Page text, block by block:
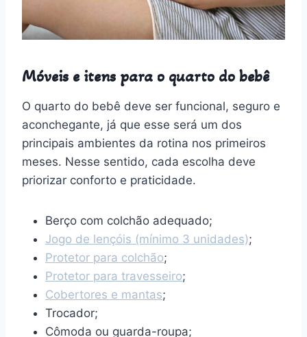
Móveis e itens para o quarto do bebê
O quarto do bebê deve ser funcional, seguro e
aconchegante, já que esse será um dos
principais ambientes da rotina nos primeiros
meses. Nesse sentido, cada escolha deve
priorizar conforto e praticidade.
Berço com colchão adequado;
Jogo de lençóis (mínimo 3 unidades);
Protetor para colchão;
Protetor para travesseiro;
Cobertores e mantas;
Trocador;
Cômoda ou guarda-roupa;